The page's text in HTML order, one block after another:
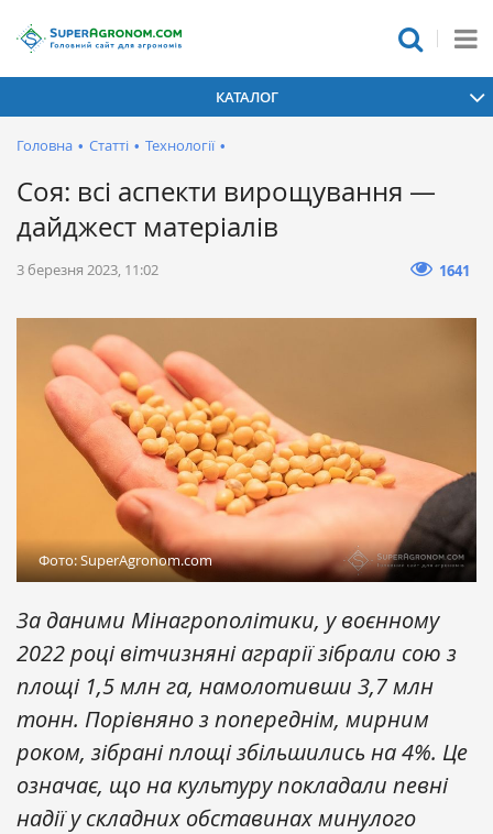
КАТАЛОГ
Головна • Статті • Технології •
Соя: всі аспекти вирощування —
дайджест матеріалів
3 березня 2023, 11:02 1641
Фото: SuperAgronom.com
За даними Мінагрополітики, у воєнному
2022 році вітчизняні аграрії зібрали сою з
площі 1,5 млн га, намолотивши 3,7 млн
тонн. Порівняно з попереднім, мирним
роком, зібрані площі збільшились на 4%. Це
означає, що на культуру покладали певні
надії у складних обставинах минулого